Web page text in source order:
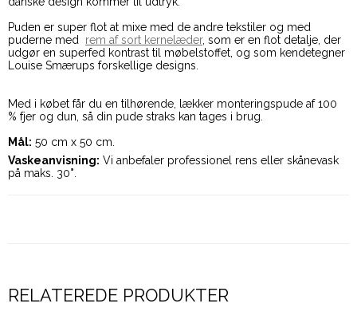
Puden er super flot at mixe med de andre tekstiler og med
puderne med rem af sort kernelæder, som er en flot detalje, der
udgør en superfed kontrast til møbelstoffet, og som kendetegner
Louise Smærups forskellige designs.
Med i købet får du en tilhørende, lækker monteringspude af 100
% fjer og dun, så din pude straks kan tages i brug.
Mål: 50 cm x 50 cm.
Vaskeanvisning: Vi anbefaler professionel rens eller skånevask
på maks. 30°
RELATEREDE PRODUKTER